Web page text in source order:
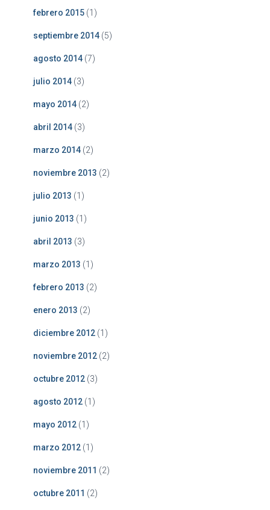
febrero 2015 (1)
septiembre 2014 (5)
agosto 2014 (7)
julio 2014 (3)
mayo 2014 (2)
abril 2014 (3)
marzo 2014 (2)
noviembre 2013 (2)
julio 2013 (1)
junio 2013 (1)
abril 2013 (3)
marzo 2013 (1)
febrero 2013 (2)
enero 2013 (2)
diciembre 2012 (1)
noviembre 2012 (2)
octubre 2012 (3)
agosto 2012 (1)
mayo 2012 (1)
marzo 2012 (1)
noviembre 2011 (2)
octubre 2011 (2)